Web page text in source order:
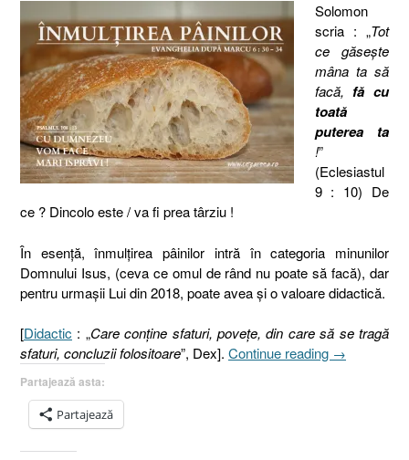
Solomon
scria : „Tot
ce găseşte
mâna ta să
facă, fă cu
toată
puterea ta
!”
(Eclesiastul
9 : 10) De
ce ? Dincolo este / va fi prea târziu !
În esenţă, înmulţirea pâinilor intră în categoria minunilor
Domnului Isus, (ceva ce omul de rând nu poate să facă), dar
pentru urmaşii Lui din 2018, poate avea şi o valoare didactică.
[Didactic : „Care conține sfaturi, povețe, din care să se tragă
sfaturi, concluzii folositoare”, Dex]. Continue reading „Înmulţirea
→
Partajează asta:
Partajează